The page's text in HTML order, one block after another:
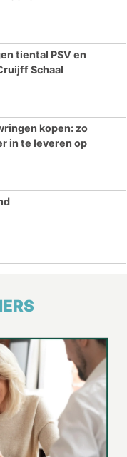
tiental PSV en
Schaal
kopen: zo
in te leveren op